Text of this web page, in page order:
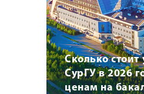
Сколько стоит
СурГУ в 2026
ценам на